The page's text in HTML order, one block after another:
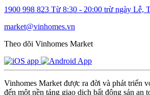
1900 998 823 Từ 8:30 - 20:00 trừ ngày Lễ,
market@vinhomes.vn
Theo dõi Vinhomes Market
Vinhomes Market được ra đời và phát triển
đến một nền tảng giao dịch bất động sản an